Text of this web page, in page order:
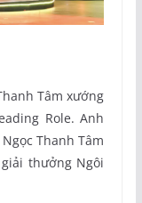
Tâm xướng
Role. Anh
Thanh Tâm
thưởng Ngôi